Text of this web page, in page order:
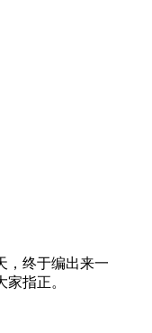
，终于编出来一
指正。